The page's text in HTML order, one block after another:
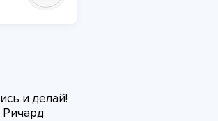
и делай!
Ричард